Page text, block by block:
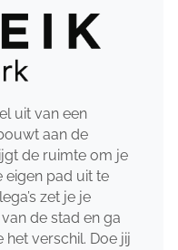
uit van een
aan de
de ruimte om je
eigen pad uit te
zet je je
de stad en ga
het verschil. Doe jij